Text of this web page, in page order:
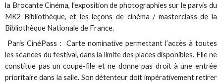
la Brocante Cinéma, l’exposition de photographies sur le parvis du
MK2 Bibliothèque, et les leçons de cinéma / masterclass de la
Bibliothèque Nationale de France.
Paris CinéPass : Carte nominative permettant l’accès à toutes
les séances du festival, dans la limite des places disponibles. Elle ne
constitue pas un coupe-file et ne donne pas droit à une entrée
prioritaire dans la salle. Son détenteur doit impérativement retirer